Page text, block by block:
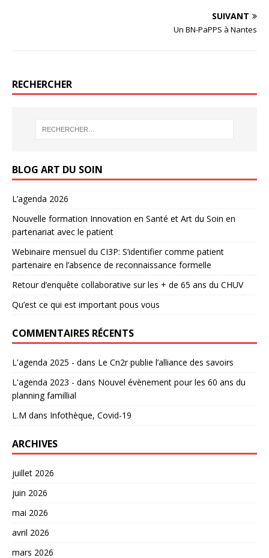
SUIVANT
Un BN-PaPPS à Nantes
RECHERCHER
BLOG ART DU SOIN
L’agenda 2026
Nouvelle formation Innovation en Santé et Art du Soin en
partenariat avec le patient
Webinaire mensuel du CI3P: S’identifier comme patient
partenaire en l’absence de reconnaissance formelle
Retour d’enquête collaborative sur les + de 65 ans du CHUV
Qu’est ce qui est important pous vous
COMMENTAIRES RÉCENTS
L'agenda 2025 - dans Le Cn2r publie l’alliance des savoirs
L'agenda 2023 - dans Nouvel évènement pour les 60 ans du
planning famillial
L.M dans Infothèque, Covid-19
ARCHIVES
juillet 2026
juin 2026
mai 2026
avril 2026
mars 2026